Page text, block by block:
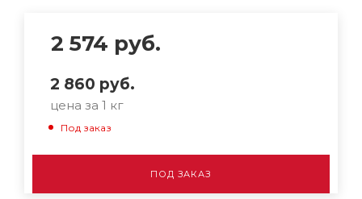
2 574 руб.
2 860 руб.
цена за 1 кг
Под заказ
ПОД ЗАКАЗ